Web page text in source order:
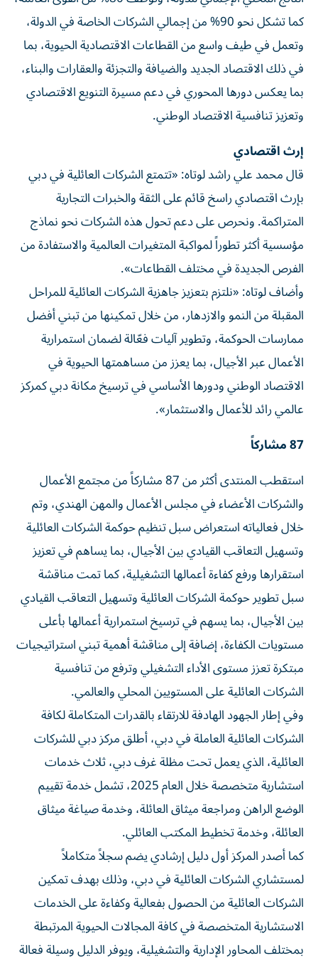
كما تشكل نحو 90% من إجمالي الشركات الخاصة في الدولة،
وتعمل في طيف واسع من القطاعات الاقتصادية الحيوية، بما
في ذلك الاقتصاد الجديد والضيافة والتجزئة والعقارات والبناء،
بما يعكس دورها المحوري في دعم مسيرة التنويع الاقتصادي
وتعزيز تنافسية الاقتصاد الوطني.
إرث اقتصادي
قال محمد علي راشد لوتاه: «تتمتع الشركات العائلية في دبي
بإرث اقتصادي راسخ قائم على الثقة والخبرات التجارية
المتراكمة. ونحرص على دعم تحول هذه الشركات نحو نماذج
مؤسسية أكثر تطوراً لمواكبة المتغيرات العالمية والاستفادة من
الفرص الجديدة في مختلف القطاعات».
وأضاف لوتاه: «نلتزم بتعزيز جاهزية الشركات العائلية للمراحل
المقبلة من النمو والازدهار، من خلال تمكينها من تبني أفضل
ممارسات الحوكمة، وتطوير آليات فعّالة لضمان استمرارية
الأعمال عبر الأجيال، بما يعزز من مساهمتها الحيوية في
الاقتصاد الوطني ودورها الأساسي في ترسيخ مكانة دبي كمركز
عالمي رائد للأعمال والاستثمار».
87 مشاركاً
استقطب المنتدى أكثر من 87 مشاركاً من مجتمع الأعمال
والشركات الأعضاء في مجلس الأعمال والمهن الهندي، وتم
خلال فعالياته استعراض سبل تنظيم حوكمة الشركات العائلية
وتسهيل التعاقب القيادي بين الأجيال، بما يساهم في تعزيز
استقرارها ورفع كفاءة أعمالها التشغيلية، كما تمت مناقشة
سبل تطوير حوكمة الشركات العائلية وتسهيل التعاقب القيادي
بين الأجيال، بما يسهم في ترسيخ استمرارية أعمالها بأعلى
مستويات الكفاءة، إضافة إلى مناقشة أهمية تبني استراتيجيات
مبتكرة تعزز مستوى الأداء التشغيلي وترفع من تنافسية
الشركات العائلية على المستويين المحلي والعالمي.
وفي إطار الجهود الهادفة للارتقاء بالقدرات المتكاملة لكافة
الشركات العائلية العاملة في دبي، أطلق مركز دبي للشركات
العائلية، الذي يعمل تحت مظلة غرف دبي، ثلاث خدمات
استشارية متخصصة خلال العام 2025، تشمل خدمة تقييم
الوضع الراهن ومراجعة ميثاق العائلة، وخدمة صياغة ميثاق
العائلة، وخدمة تخطيط المكتب العائلي.
كما أصدر المركز أول دليل إرشادي يضم سجلاً متكاملاً
لمستشاري الشركات العائلية في دبي، وذلك بهدف تمكين
الشركات العائلية من الحصول بفعالية وكفاءة على الخدمات
الاستشارية المتخصصة في كافة المجالات الحيوية المرتبطة
بمختلف المحاور الإدارية والتشغيلية، ويوفر الدليل وسيلة فعالة